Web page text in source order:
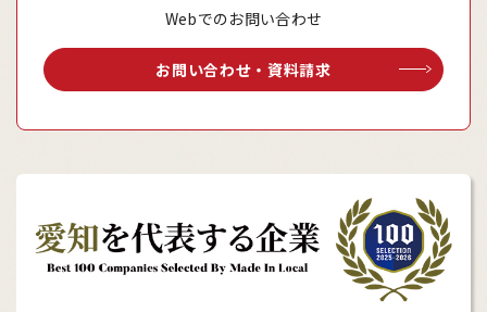
Webでのお問い合わせ
お問い合わせ・資料請求